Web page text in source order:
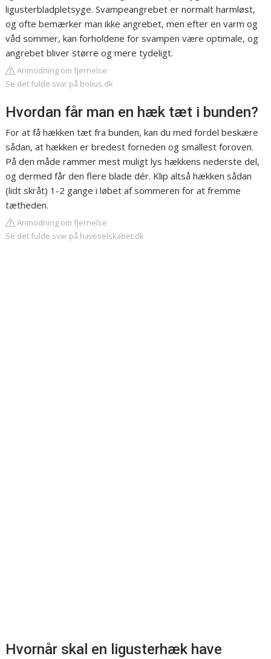
ligusterbladpletsyge. Svampeangrebet er normalt harmløst,
og ofte bemærker man ikke angrebet, men efter en varm og
våd sommer, kan forholdene for svampen være optimale, og
angrebet bliver større og mere tydeligt.
Anmodning om fjernelse
Se det fulde svar på bolius.dk
Hvordan får man en hæk tæt i bunden?
For at få hækken tæt fra bunden, kan du med fordel beskære
sådan, at hækken er bredest forneden og smallest foroven.
På den måde rammer mest muligt lys hækkens nederste del,
og dermed får den flere blade dér. Klip altså hækken sådan
(lidt skråt) 1-2 gange i løbet af sommeren for at fremme
tætheden.
Anmodning om fjernelse
Se det fulde svar på haveselskabet.dk
Hvornår skal en ligusterhæk have